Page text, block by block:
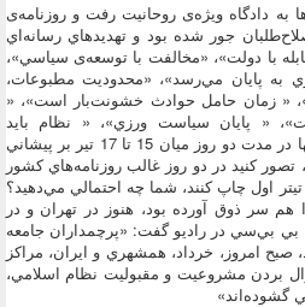
به دادگاه ويژه‌ی روحانيت رفت و روزنامه‌ی
جور شده بود و تهديد‌هاي رسانه‌اي
با دولت»، «مخالفت با توسعه‌ی سياسي»،
به پايان مي‌رسد»، «محدوديت مطبوعات،
« زمان حامل حوادث خشونت‌بار است»، «
« پايان سياست ورزي»، « نظام بايد
هزينه‌هاي سنگيني بپردازد» و .... تنها در مدت دو روز ميان 15 تا 17 تير بر پيشاني
كنيد در دو روز غالب روزنامه‌هاي كشور
اول چاپ كنند، شما چه احتمالي مي‌دهيد؟
هم سر ذوق آورده بود، هنوز در تهران و در
بي بي‌سي در راديو گفت: «پرچمداران جامعه
امروز، خرداد، همشهري و ايران، مراكز
بردن مشروعيت و مقبوليت نظام اسلامي،
گشوده‌اند»